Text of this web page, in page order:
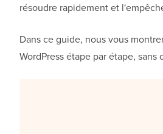
résoudre rapidement et
Dans ce guide, nous vous
WordPress étape par étape,